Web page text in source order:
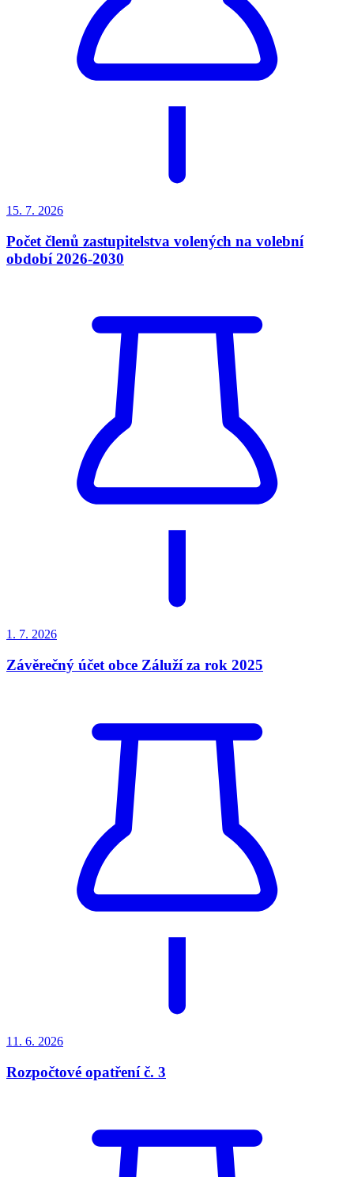
15. 7. 2026
Počet členů zastupitelstva volených na volební
období 2026-2030
1. 7. 2026
Závěrečný účet obce Záluží za rok 2025
11. 6. 2026
Rozpočtové opatření č. 3